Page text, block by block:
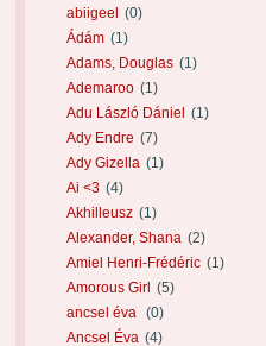
abiigeel
(0)
Ádám (1)
Adams, Douglas (1)
Ademaroo (1)
Adu László Dániel
(1)
Ady Endre (7)
Ady Gizella (1)
Ai <3 (4)
Akhilleusz (1)
Alexander, Shana (2)
Amiel Henri-Frédéric (1)
Amorous Girl
(5)
ancsel éva
(0)
Ancsel Éva (4)